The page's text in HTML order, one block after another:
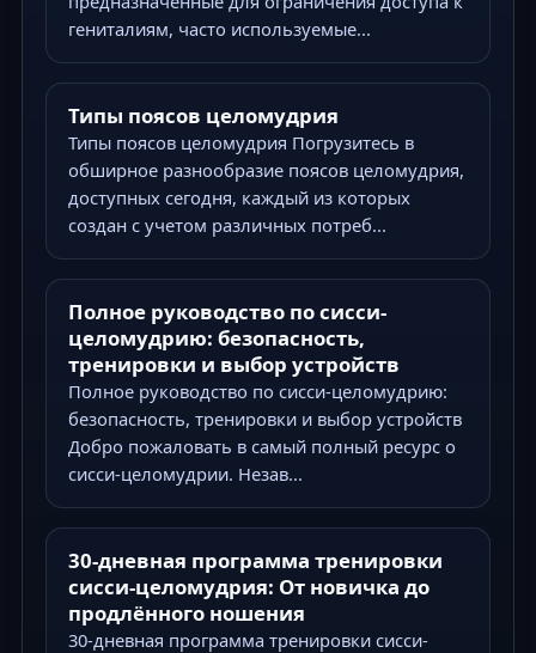
гениталиям, часто используемые...
Типы поясов целомудрия
Типы поясов целомудрия Погрузитесь в
обширное разнообразие поясов целомудрия,
доступных сегодня, каждый из которых
создан с учетом различных потреб...
Полное руководство по сисси-
целомудрию: безопасность,
тренировки и выбор устройств
Полное руководство по сисси-целомудрию:
безопасность, тренировки и выбор устройств
Добро пожаловать в самый полный ресурс о
сисси-целомудрии. Незав...
30-дневная программа тренировки
сисси-целомудрия: От новичка до
продлённого ношения
30-дневная программа тренировки сисси-